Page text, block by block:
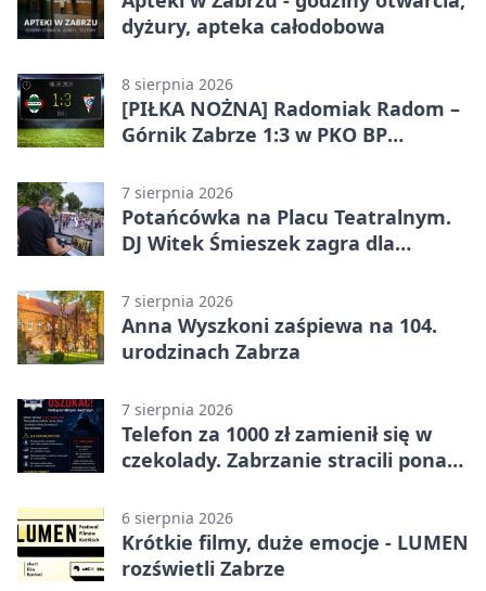
dyżury, apteka całodobowa
8 sierpnia 2026
[PIŁKA NOŻNA] Radomiak Radom –
Górnik Zabrze 1:3 w PKO BP
Federico dał zabrzanom zwycięstwo
7 sierpnia 2026
Potańcówka na Placu Teatralnym.
DJ Witek Śmieszek zagra dla
7 sierpnia 2026
Anna Wyszkoni zaśpiewa na 104.
urodzinach Zabrza
7 sierpnia 2026
Telefon za 1000 zł zamienił się w
czekolady. Zabrzanie stracili ponad
6 sierpnia 2026
Krótkie filmy, duże emocje - LUMEN
rozświetli Zabrze